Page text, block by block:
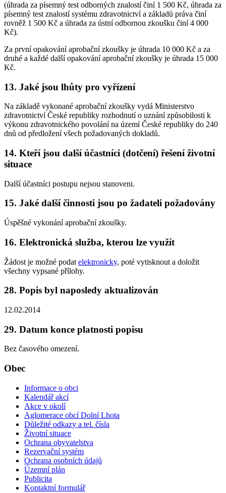
(úhrada za písemný test odborných znalostí činí 1 500 Kč, úhrada za
písemný test znalostí systému zdravotnictví a základů práva činí
rovněž 1 500 Kč a úhrada za ústní odbornou zkoušku činí 4 000
Kč).
Za první opakování aprobační zkoušky je úhrada 10 000 Kč a za
druhé a každé další opakování aprobační zkoušky je úhrada 15 000
Kč.
13. Jaké jsou lhůty pro vyřízení
Na základě vykonané aprobační zkoušky vydá Ministerstvo
zdravotnictví České republiky rozhodnutí o uznání způsobilosti k
výkonu zdravotnického povolání na území České republiky do 240
dnů od předložení všech požadovaných dokladů.
14. Kteří jsou další účastníci (dotčení) řešení životní
situace
Další účastníci postupu nejsou stanoveni.
15. Jaké další činnosti jsou po žadateli požadovány
Úspěšné vykonání aprobační zkoušky.
16. Elektronická služba, kterou lze využít
Žádost je možné podat elektronicky, poté vytisknout a doložit
všechny vypsané přílohy.
28. Popis byl naposledy aktualizován
12.02.2014
29. Datum konce platnosti popisu
Bez časového omezení.
Obec
Informace o obci
Kalendář akcí
Akce v okolí
Aglomerace obcí Dolní Lhota
Důležité odkazy a tel. čísla
Životní situace
Ochrana obyvatelstva
Rezervační systém
Ochrana osobních údajů
Územní plán
Publicita
Kontaktní formulář